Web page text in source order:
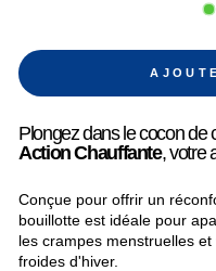
Plongez dans le cocon de
Action Chauffante, votre
Conçue pour offrir un
bouillotte est idéale pour
les crampes menstruelles
froides d'hiver.